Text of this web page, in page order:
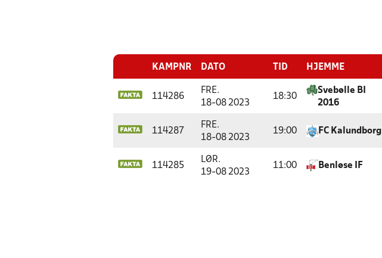
KAMPNR DATO TID HJEMME
114286
FRE.
18-08 2023
18:30
Svebølle BI
2016
114287
FRE.
18-08 2023
19:00 FC Kalundborg
114285
LØR.
19-08 2023
11:00 Benløse IF